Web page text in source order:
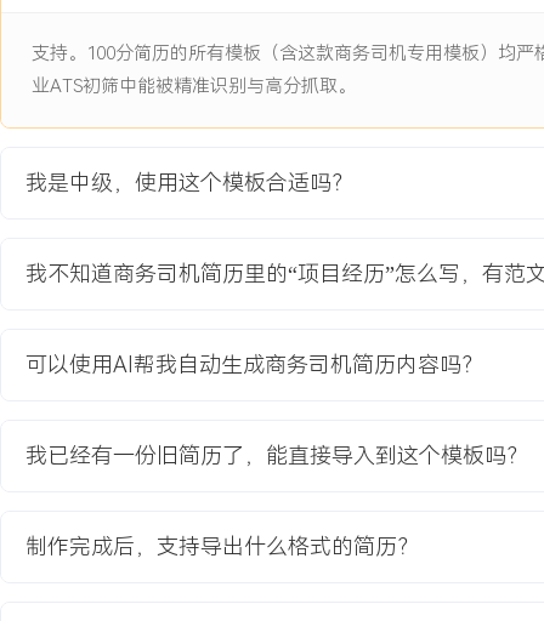
高管提供跨市、高密度的全程出行服务。原有分散调度模式存在信
监控盲区及应急响应慢的问题，在同时应对多个团队、不同议程的
项目职责：
1.负责核心高管接待专车的全程保障，包括车辆深度清洁、定制化物
2.协调项目内X名司机组建临时保障小组，统一服务标准与通讯规则
路况通报机制。
准备了X套处理流程。
4.对接客户联络人与公司项目组，精准传递每日行程变更，并现场灵
项目业绩：
3.通过小组协同与预先规划，应对了X次突发路线变更，平均应急响
支持。100分简历的所有模板（含这款商务司机专用模板）均
业ATS初筛中能被精准识别与高分抓取。
我是中级，使用这个模板合适吗？
我不知道商务司机简历里的“项目经历”怎么写，有范
可以使用AI帮我自动生成商务司机简历内容吗？
我已经有一份旧简历了，能直接导入到这个模板吗？
制作完成后，支持导出什么格式的简历？